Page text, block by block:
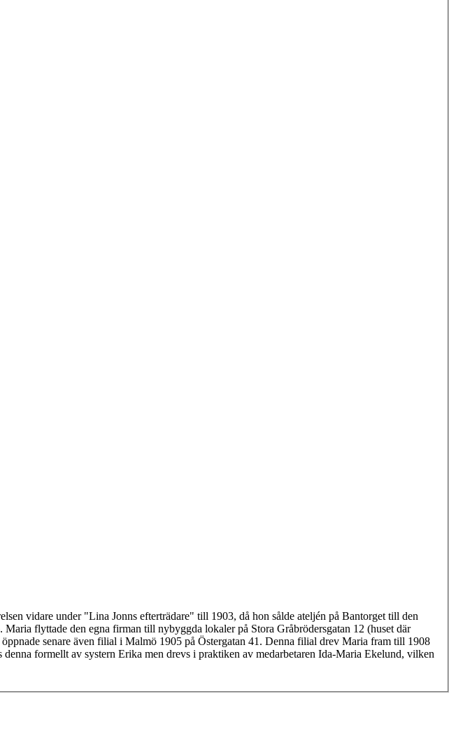
vidare under "Lina Jonns efterträdare" till 1903, då hon sålde ateljén på Bantorget till den
flyttade den egna firman till nybyggda lokaler på Stora Gråbrödersgatan 12 (huset där
senare även filial i Malmö 1905 på Östergatan 41. Denna filial drev Maria fram till 1908
formellt av systern Erika men drevs i praktiken av medarbetaren Ida-Maria Ekelund, vilken